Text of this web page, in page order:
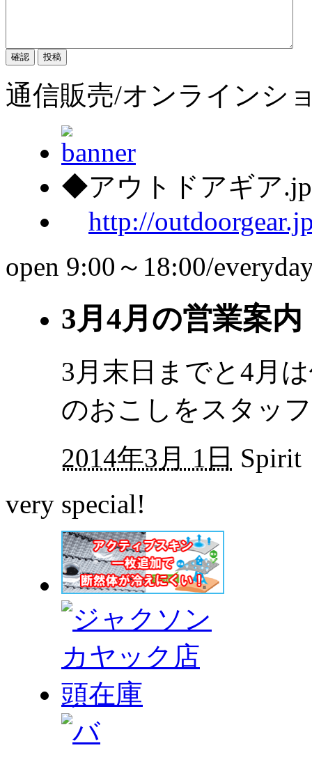
通信販売/オンラインシ
◆アウトドアギア
http://
open 9:00～18:00/
3月4月の営業案内
3月末日までと4月
のおこしをスタッ
2014年3月 1日 Spirit
very special!